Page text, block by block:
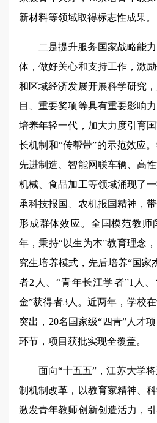
新材料等领域取得标志性成果。
二是提升服务国家战略能
体，做好关心和支持工作，激
和区域经济发展开展科学研究
目、重要奖项等具有重要影响
培养年轻一代，加大力度引育
长机制和“传帮带”的示范效应
先进制造、智能网联车辆、高
机械、食品加工等领域涌现了
承科技报国、农机报国精神，
形成群体效应。全国模范教师
年，秉持“以生为本”教育理念
究生培养模式，先后培养“国家
者2人、“青年长江学者”1人
金”获得者3人。近两年，学校
突出，20名国家级“四青”人才
环节，项目获批实现全覆盖。
面向“十五五”，江苏大学
制机制改革，以教育家精神、
激发青年教师创新创造活力，